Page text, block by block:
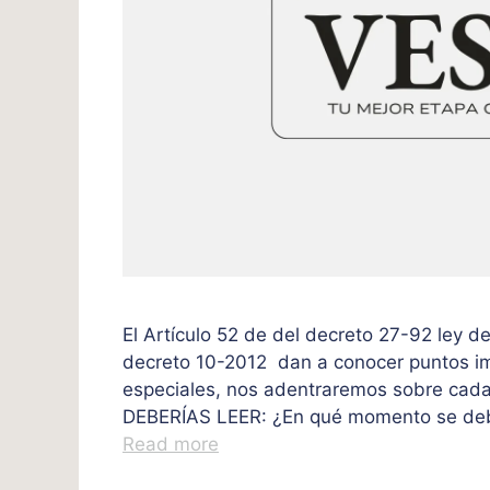
El Artículo 52 de del decreto 27-92 ley
decreto 10-2012 dan a conocer puntos
especiales, nos adentraremos sobre
DEBERÍAS LEER: ¿En qué momento se
Read more